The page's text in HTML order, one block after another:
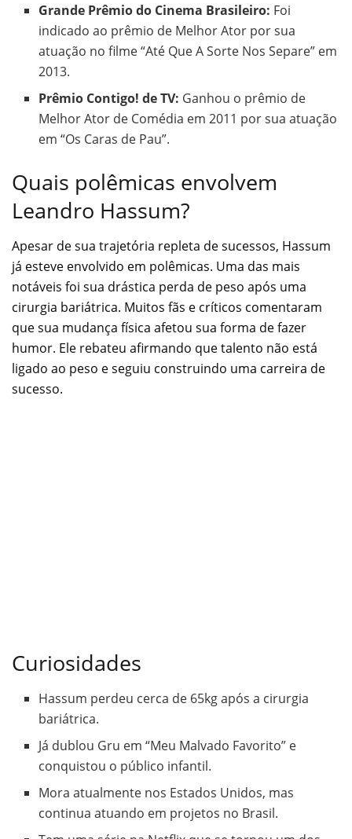
Grande Prêmio do Cinema Brasileiro: Foi
indicado ao prêmio de Melhor Ator por sua
atuação no filme “Até Que A Sorte Nos Separe” em
2013.
Prêmio Contigo! de TV: Ganhou o prêmio de
Melhor Ator de Comédia em 2011 por sua atuação
em “Os Caras de Pau”.
Quais polêmicas envolvem
Leandro Hassum?
Apesar de sua trajetória repleta de sucessos, Hassum
já esteve envolvido em polêmicas. Uma das mais
notáveis foi sua drástica perda de peso após uma
cirurgia bariátrica. Muitos fãs e críticos comentaram
que sua mudança física afetou sua forma de fazer
humor. Ele rebateu afirmando que talento não está
ligado ao peso e seguiu construindo uma carreira de
sucesso.
Curiosidades
Hassum perdeu cerca de 65kg após a cirurgia
bariátrica.
Já dublou Gru em “Meu Malvado Favorito” e
conquistou o público infantil.
Mora atualmente nos Estados Unidos, mas
continua atuando em projetos no Brasil.